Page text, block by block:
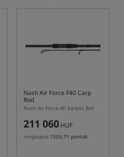
Nash Air Force F40 Carp
Rod
Nash Air Force 40 Karpós Bot
211 060 HUF
megkapod 1503,71 pontok